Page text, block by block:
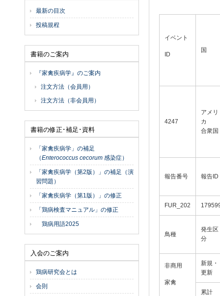
イベント
ID
国
4247
アメリ
カ
合衆国
報告番号 報告ID
FUR_202
鳥種
発生区
分
非商用
家禽
新規・
更新
累計
最新の目次
投稿規程
書籍のご案内
『家禽疾病学』のご案内
注文方法（会員用）
注文方法（非会員用）
書籍の修正･補足･資料
「家禽疾病学」の補足
（Enterococcus cecorum 感染症）
「家禽疾病学（第2版）」の補足（演
習問題）
「家禽疾病学（第1版）」の修正
「鶏病検査マニュアル」の修正
鶏病用語2025
入会のご案内
鶏病研究会とは
会則